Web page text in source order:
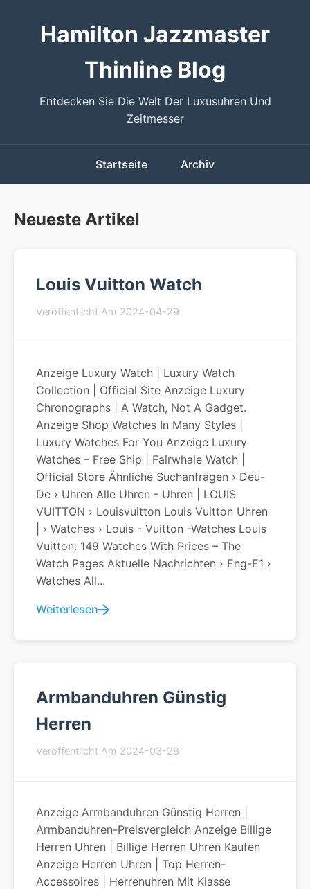
Hamilton Jazzmaster
Thinline Blog
Entdecken Sie Die Welt Der Luxusuhren Und
Zeitmesser
Startseite Archiv
Neueste Artikel
Louis Vuitton Watch
Veröffentlicht Am 2024-04-29
Anzeige Luxury Watch | Luxury Watch
Collection | Official Site Anzeige Luxury
Chronographs | A Watch, Not A Gadget.
Anzeige Shop Watches In Many Styles |
Luxury Watches For You Anzeige Luxury
Watches – Free Ship | Fairwhale Watch |
Official Store Ähnliche Suchanfragen › Deu-
De › Uhren Alle Uhren - Uhren | LOUIS
VUITTON › Louisvuitton Louis Vuitton Uhren
| › Watches › Louis - Vuitton -watches Louis
Vuitton: 149 Watches With Prices – The
Watch Pages Aktuelle Nachrichten › Eng-E1 ›
Watches All...
Weiterlesen
Armbanduhren Günstig
Herren
Veröffentlicht Am 2024-03-28
Anzeige Armbanduhren Günstig Herren |
Armbanduhren-Preisvergleich Anzeige Billige
Herren Uhren | Billige Herren Uhren Kaufen
Anzeige Herren Uhren | Top Herren-
Accessoires | Herrenuhren Mit Klasse